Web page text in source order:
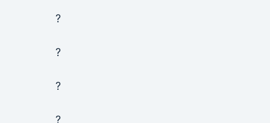
?
?
?
?